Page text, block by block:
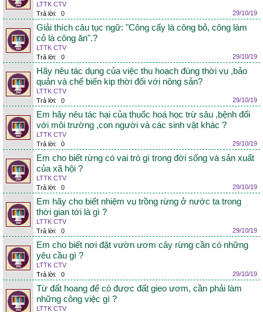
LTTK CTV
Trả lời:
0 29/10/19
Giải thích câu tục ngữ: "Công cấy là công bỏ, công làm
cỏ là công ăn".?
LTTK CTV
Trả lời:
0 29/10/19
Hãy nêu tác dụng của việc thu hoạch đúng thời vụ ,bảo
quản và chế biến kip thời đối với nông sản?
LTTK CTV
Trả lời:
0 29/10/19
Em hãy nêu tác hại của thuốc hoá học trừ sâu ,bệnh đối
với môi trường ,con người và các sinh vật khác ?
LTTK CTV
Trả lời:
0 29/10/19
Em cho biết rừng có vai trò gì trong đời sống và sản xuất
của xã hội ?
LTTK CTV
Trả lời:
0 29/10/19
Em hãy cho biết nhiệm vụ trồng rừng ở nước ta trong
thời gian tới là gì ?
LTTK CTV
Trả lời:
0 29/10/19
Em cho biết nơi đặt vườn ươm cây rừng cần có những
yêu cầu gì ?
LTTK CTV
Trả lời:
0 29/10/19
Từ đất hoang để có được đất gieo ươm, cần phải làm
những công việc gì ?
LTTK CTV